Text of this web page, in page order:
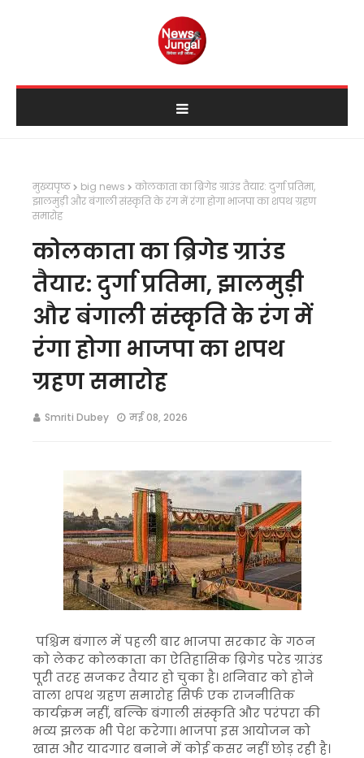
मुख्यपृष्ठ big news
कोलकाता का ब्रिगेड ग्राउंड तैयार: दुर्गा प्रतिमा,
झालमुड़ी और बंगाली संस्कृति के रंग में रंगा होगा भाजपा का शपथ ग्रहण
समारोह
कोलकाता का ब्रिगेड ग्राउंड
तैयार: दुर्गा प्रतिमा, झालमुड़ी
और बंगाली संस्कृति के रंग में
रंगा होगा भाजपा का शपथ
ग्रहण समारोह
Smriti Dubey मई 08, 2026
पश्चिम बंगाल में पहली बार भाजपा सरकार के गठन
को लेकर कोलकाता का ऐतिहासिक ब्रिगेड परेड ग्राउंड
पूरी तरह सजकर तैयार हो चुका है। शनिवार को होने
वाला शपथ ग्रहण समारोह सिर्फ एक राजनीतिक
कार्यक्रम नहीं, बल्कि बंगाली संस्कृति और परंपरा की
भव्य झलक भी पेश करेगा। भाजपा इस आयोजन को
खास और यादगार बनाने में कोई कसर नहीं छोड़ रही है।